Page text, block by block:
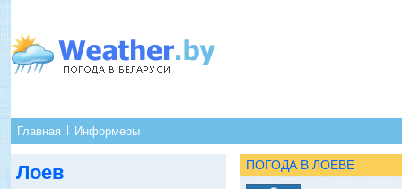
Главная Информеры
Лоев ПОГОДА В ЛОЕВЕ